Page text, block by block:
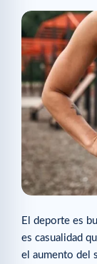
El deporte es
es casualidad
el aumento del